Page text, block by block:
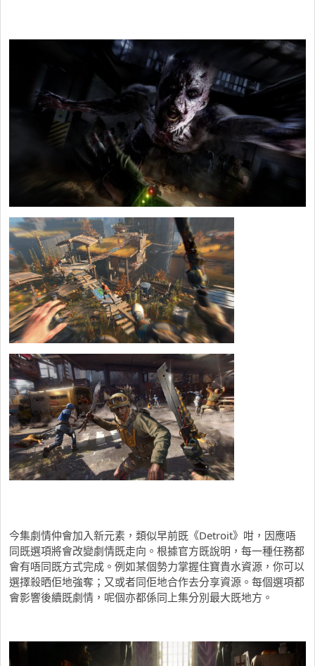
今集劇情仲會加入新元素，類似早前既《Detroit》咁，因應唔
同既選項將會改變劇情既走向。根據官方既說明，每一種任務都
會有唔同既方式完成。例如某個勢力掌握住寶貴水資源，你可以
選擇殺晒佢地強奪；又或者同佢地合作去分享資源。每個選項都
會影響後續既劇情，呢個亦都係同上集分別最大既地方。